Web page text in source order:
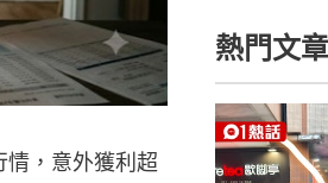
情，意外獲利超
熱門文章